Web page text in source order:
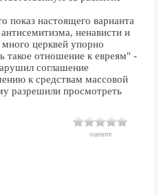
показ настоящего варианта
ненависти и
церквей упорно
такое отношение к евреям" -
соглашение
к средствам массовой
разрешили просмотреть
оцените